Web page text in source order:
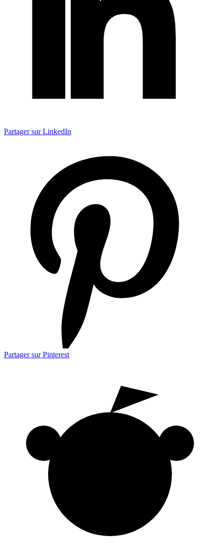
Partager sur LinkedIn
Partager sur Pinterest